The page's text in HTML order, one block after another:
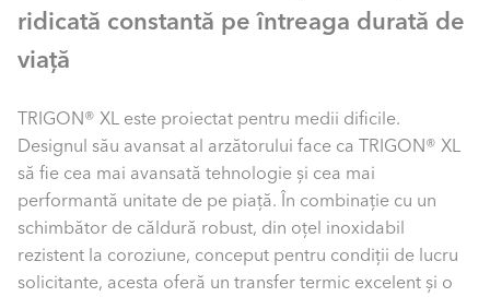
ridicată constantă pe întreaga durată de
viață
TRIGON® XL este proiectat pentru medii dificile.
Designul său avansat al arzătorului face ca TRIGON® XL
să fie cea mai avansată tehnologie și cea mai
performantă unitate de pe piață. În combinație cu un
schimbător de căldură robust, din oțel inoxidabil
rezistent la coroziune, conceput pentru condiții de lucru
solicitante, acesta oferă un transfer termic excelent și o